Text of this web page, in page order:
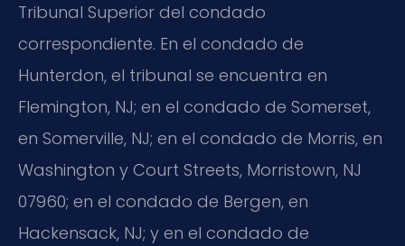
Tribunal Superior del condado
correspondiente. En el condado de
Hunterdon, el tribunal se encuentra en
Flemington, NJ; en el condado de Somerset,
en Somerville, NJ; en el condado de Morris, en
Washington y Court Streets, Morristown, NJ
07960; en el condado de Bergen, en
Hackensack, NJ; y en el condado de